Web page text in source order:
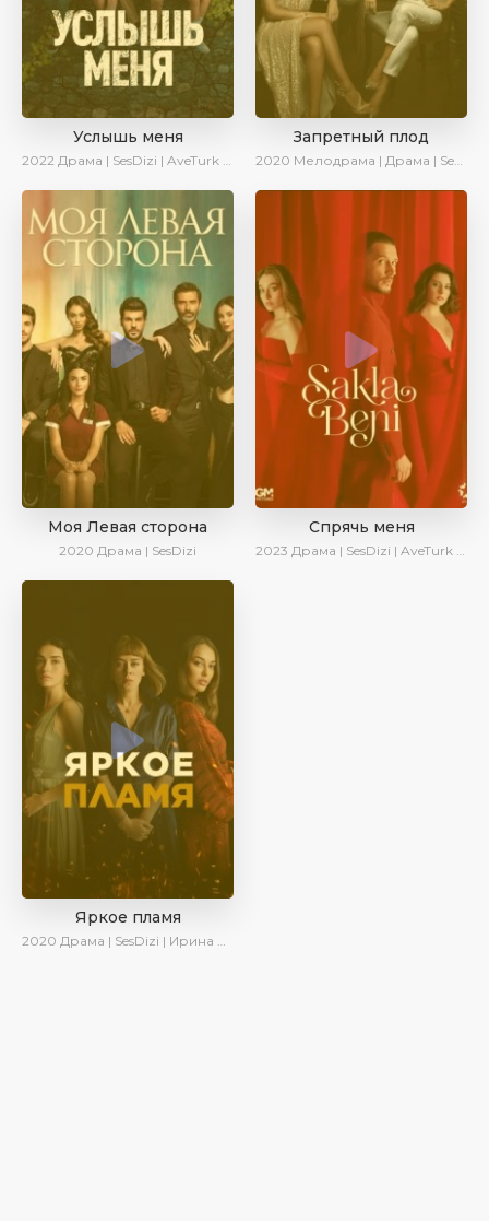
Услышь меня
2022 Драма | SesDizi | AveTurk | Turok1990
Запретный плод
2020 Мелодрама | Драма | SesDizi
Моя Левая сторона
2020 Драма | SesDizi
Спрячь меня
2023 Драма | SesDizi | AveTurk | AlisaDirilis | Сериалы 2023
Яркое пламя
2020 Драма | SesDizi | Ирина Котова